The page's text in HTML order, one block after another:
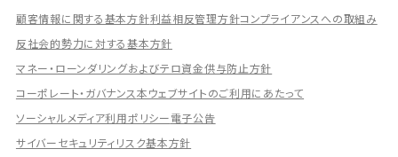
ディスクロージャー誌
IRプレゼンテーション資料
シェアードリサーチ社による調査レポート
IRに関するよくあるご質問
IRに関するお問い合わせ
ディスクロージャーポリシー
顧客情報に関する基本方針利益相反管理方針コンプライアンスへの取組み
反社会的勢力に対する基本方針
マネー・ローンダリングおよびテロ資金供与防止方針
コーポレート・ガバナンス本ウェブサイトのご利用にあたって
ソーシャルメディア利用ポリシー電子公告
サイバーセキュリティリスク基本方針